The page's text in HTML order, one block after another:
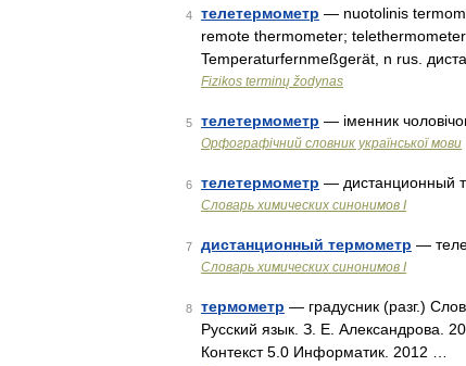
4 телетермометр — nuotolinis
remote thermometer;
Temperaturfernmeßgerät, n rus.
Fizikos terminų žodynas
5 телетермометр — іменник
Орфографічний словник української мови
6 телетермометр — дистанционный
Cловарь химических синонимов I
7 дистанционный термометр —
Cловарь химических синонимов I
8 термометр — градусник (разг.)
Русский язык. З. Е. Александрова.
Контекст 5.0 Информатик. 2012 …